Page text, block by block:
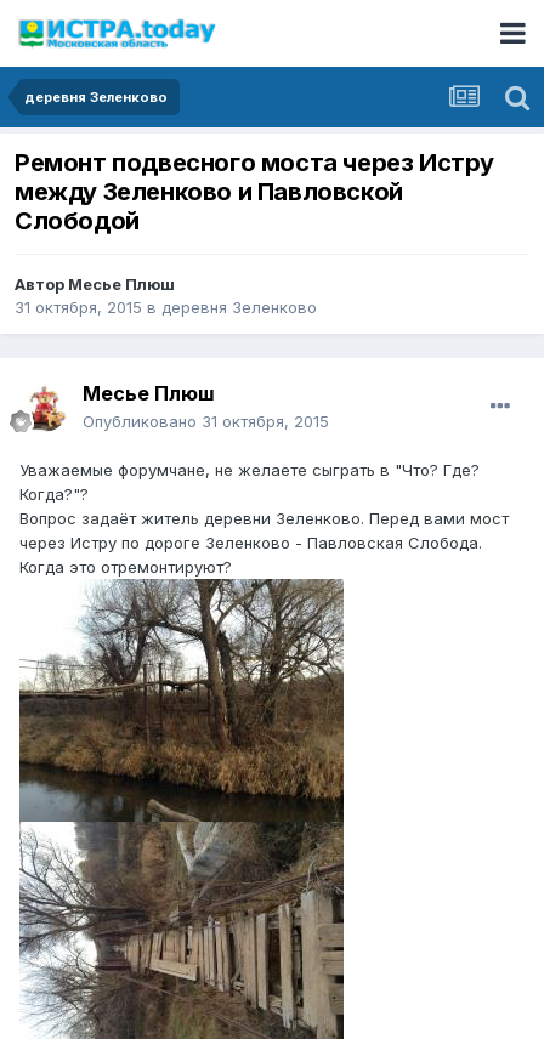
деревня Зеленково
Ремонт подвесного моста через Истру
между Зеленково и Павловской
Слободой
Автор Месье Плюш
31 октября, 2015 в деревня Зеленково
Месье Плюш
Опубликовано 31 октября, 2015
Уважаемые форумчане, не желаете сыграть в "Что? Где?
Когда?"?
Вопрос задаёт житель деревни Зеленково. Перед вами мост
через Истру по дороге Зеленково - Павловская Слобода.
Когда это отремонтируют?